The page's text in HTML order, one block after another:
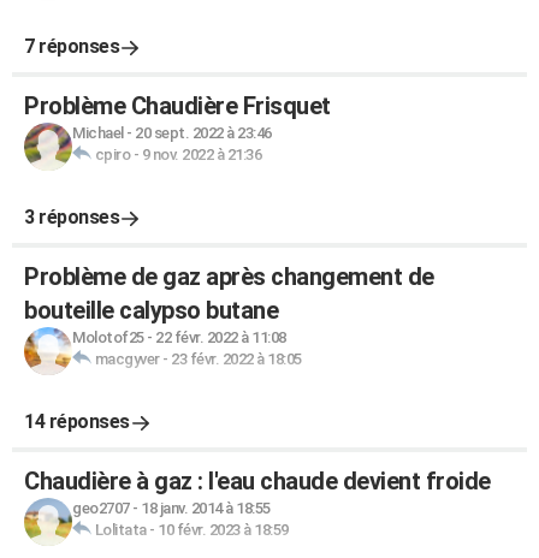
7 réponses
Problème Chaudière Frisquet
Michael - 20 sept. 2022 à 23:46
cpiro- 9 nov. 2022 à 21:36
3 réponses
Problème de gaz après changement de
bouteille calypso butane
Molotof25- 22 févr. 2022 à 11:08
macgyver- 23 févr. 2022 à 18:05
14 réponses
Chaudière à gaz : l'eau chaude devient froide
geo2707- 18 janv. 2014 à 18:55
Lolitata- 10 févr. 2023 à 18:59